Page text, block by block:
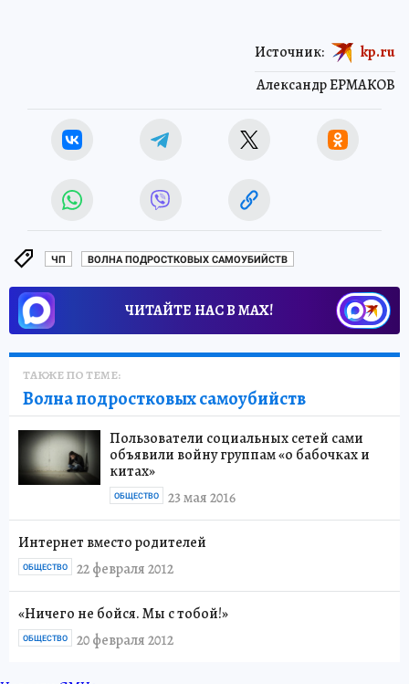
Александр ЕРМАКОВ
Источник: kp.ru
ЧП ВОЛНА ПОДРОСТКОВЫХ САМОУБИЙСТВ
ЧИТАЙТЕ НАС В МАХ!
ТАКЖЕ ПО ТЕМЕ:
Волна подростковых самоубийств
Пользователи социальных сетей сами
объявили войну группам «о бабочках и
китах»
23 мая 2016
ОБЩЕСТВО
Интернет вместо родителей
22 февраля 2012
ОБЩЕСТВО
«Ничего не бойся. Мы с тобой!»
20 февраля 2012
ОБЩЕСТВО